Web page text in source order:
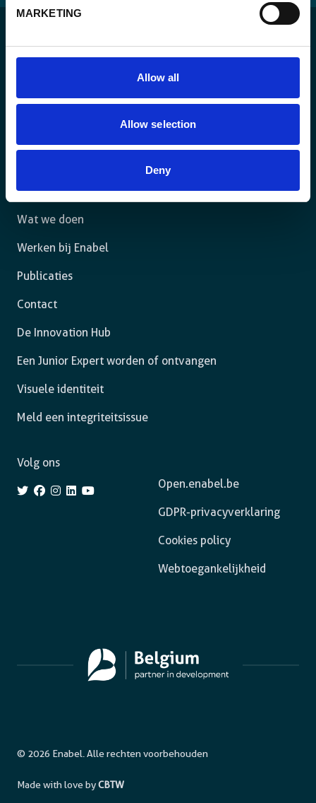
MARKETING
Allow all
Allow selection
Deny
Voor een duurzame wereld waar mensen in een
rechtsstaat leven en de vrijheid hebben om zich ten
volle te ontplooien.
Het agentschap
Wat we doen
Werken bij Enabel
Publicaties
Contact
De Innovation Hub
Een Junior Expert worden of ontvangen
Visuele identiteit
Meld een integriteitsissue
Open.enabel.be
GDPR-privacyverklaring
Cookies policy
Webtoegankelijkheid
Volg ons
© 2026 Enabel. Alle rechten voorbehouden
Made with love byCBTW